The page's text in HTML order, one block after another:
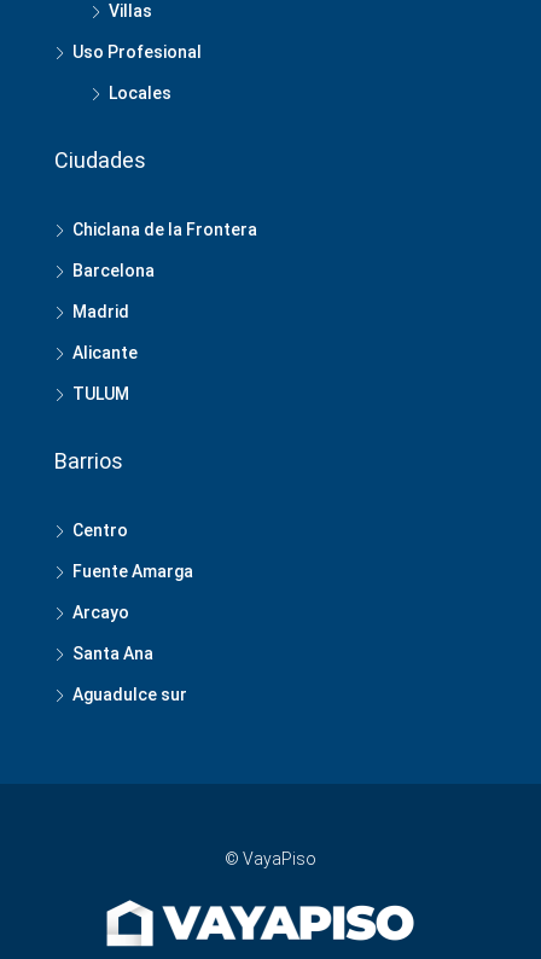
Villas
Uso Profesional
Locales
Ciudades
Chiclana de la Frontera
Barcelona
Madrid
Alicante
TULUM
Barrios
Centro
Fuente Amarga
Arcayo
Santa Ana
Aguadulce sur
© VayaPiso